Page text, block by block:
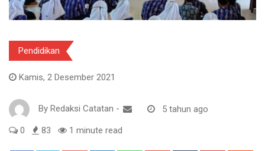
Pendidikan
Kamis, 2 Desember 2021
By Redaksi Catatan - 5 tahun ago
0 83 1 minute read